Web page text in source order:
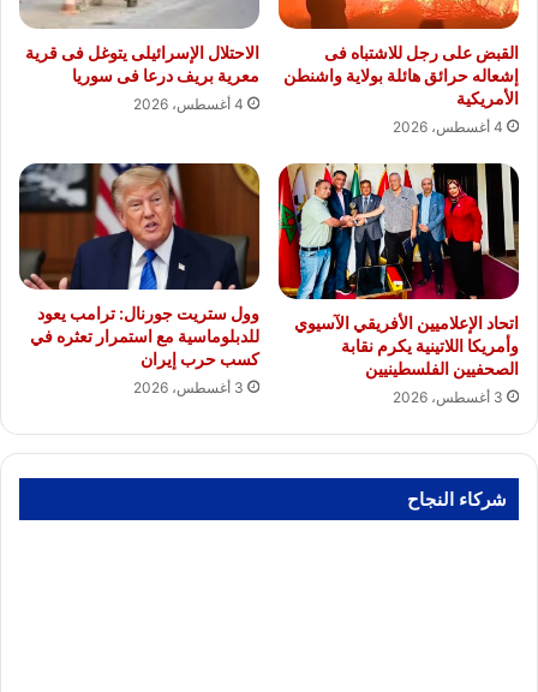
القبض على رجل للاشتباه فى
إشعاله حرائق هائلة بولاية واشنطن
الأمريكية
4 أغسطس، 2026
الاحتلال الإسرائيلى يتوغل فى قرية
معرية بريف درعا فى سوريا
4 أغسطس، 2026
اتحاد الإعلاميين الأفريقي الآسيوي
وأمريكا اللاتينية يكرم نقابة
الصحفيين الفلسطينيين
3 أغسطس، 2026
وول ستريت جورنال: ترامب يعود
للدبلوماسية مع استمرار تعثره في
كسب حرب إيران
3 أغسطس، 2026
شركاء النجاح